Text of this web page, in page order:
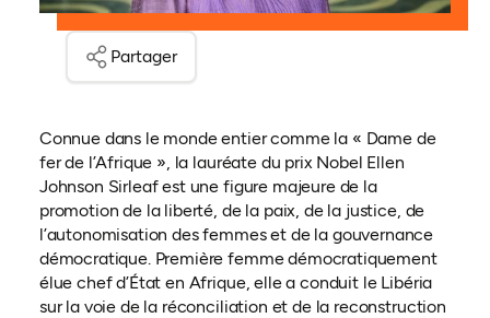
Partager
Connue dans le monde entier comme la « Dame de
fer de l’Afrique », la lauréate du prix Nobel Ellen
Johnson Sirleaf est une figure majeure de la
promotion de la liberté, de la paix, de la justice, de
l’autonomisation des femmes et de la gouvernance
démocratique. Première femme démocratiquement
élue chef d’État en Afrique, elle a conduit le Libéria
sur la voie de la réconciliation et de la reconstruction